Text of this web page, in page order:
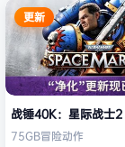
更新
战锤40K：星际战士
75GB冒险动作